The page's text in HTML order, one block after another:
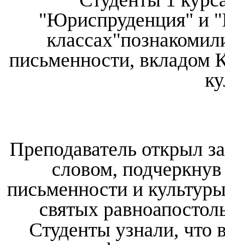
"Юриспруденция" и
письменности, вкладом
Преподаватель открыл
словом,
письменности и
святых
Студенты узнали, что